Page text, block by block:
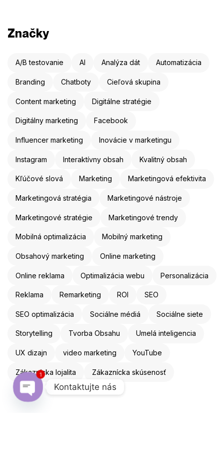
Značky
A/B testovanie AI Analýza dát Automatizácia
Branding Chatboty Cieľová skupina
Content marketing Digitálne stratégie
Digitálny marketing Facebook
Influencer marketing Inovácie v marketingu
Instagram Interaktívny obsah Kvalitný obsah
Kľúčové slová Marketing Marketingová efektivita
Marketingová stratégia Marketingové nástroje
Marketingové stratégie Marketingové trendy
Mobilná optimalizácia Mobilný marketing
Obsahový marketing Online marketing
Online reklama Optimalizácia webu Personalizácia
Reklama Remarketing ROI SEO
SEO optimalizácia Sociálne médiá Sociálne siete
Storytelling Tvorba Obsahu Umelá inteligencia
UX dizajn video marketing YouTube
Zákaznícka lojalita Zákaznícka skúsenosť
Kontaktujte nás
1